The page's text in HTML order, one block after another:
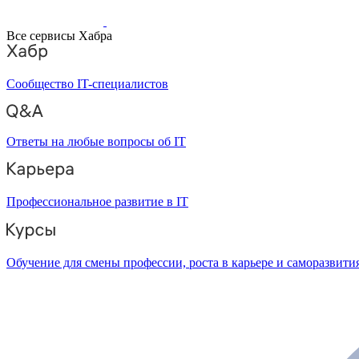
Все сервисы Хабра
Сообщество IT-специалистов
Ответы на любые вопросы об IT
Профессиональное развитие в IT
Обучение для смены профессии, роста в карьере и